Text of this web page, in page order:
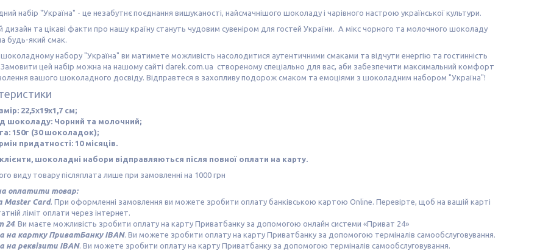
набір "Україна" - це незабутнє поєднання вишуканості, найсмачнішого шоколаду і чарівного настрою української культури.
дизайн та цікаві факти про нашу країну стануть чудовим сувеніром для гостей України. А мікс чорного та молочного шоколаду
будь-який смак.
набору "Україна" ви матимете можливість насолодитися аутентичними смаками та відчути енергію та гостинність
Замовити цей набір можна на нашому сайті darek.com.ua створеному спеціально для вас, аби забезпечити максимальний комфорт
вашого шоколадного досвіду. Відправтеся в захопливу подорож смаком та емоціями з шоколадним набором "Україна"!
22,5х19х1,7 см;
шоколаду: Чорний та молочний;
150г (30 шоколадок);
придатності: 10 місяців.
шоколадні набори відправляються після повної оплати на карту.
виду товару післяплата лише при замовленні на 1000 грн
оплатити товар:
Master Card. При оформленні замовлення ви можете зробити оплату банківською картою Online. Перевірте, щоб на вашій карті
ліміт оплати через інтернет.
24. Ви маєте можливість зробити оплату на карту Приватбанку за допомогою онлайн системи «Приват 24»
на картку ПриватБанку IBAN. Ви можете зробити оплату на карту Приватбанку за допомогою терміналів самообслуговування.
на реквізити IBAN. Ви можете зробити оплату на карту Приватбанку за допомогою терміналів самообслуговування.